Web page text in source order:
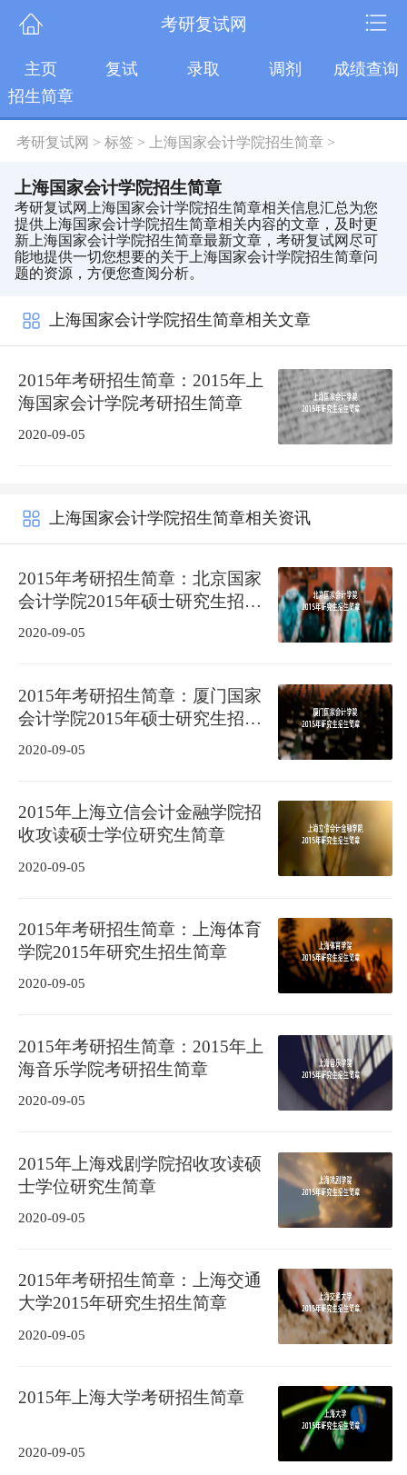
考研复试网
主页 复试 录取 调剂
成绩查询
招生简章
考研复试网 > 标签 > 上海国家会计学院招生简章>
上海国家会计学院招生简章
考研复试网上海国家会计学院招生简章相关信息汇总为您
提供上海国家会计学院招生简章相关内容的文章，及时更
新上海国家会计学院招生简章最新文章，考研复试网尽可
能地提供一切您想要的关于上海国家会计学院招生简章问
题的资源，方便您查阅分析。
上海国家会计学院招生简章相关文章
2015年考研招生简章：2015年上
海国家会计学院考研招生简章
2020-09-05
上海国家会计学院招生简章相关资讯
2015年考研招生简章：北京国家
会计学院2015年硕士研究生招生
简章
2020-09-05
2015年考研招生简章：厦门国家
会计学院2015年硕士研究生招生
简章
2020-09-05
2015年上海立信会计金融学院招
收攻读硕士学位研究生简章
2020-09-05
2015年考研招生简章：上海体育
学院2015年研究生招生简章
2020-09-05
2015年考研招生简章：2015年上
海音乐学院考研招生简章
2020-09-05
2015年上海戏剧学院招收攻读硕
士学位研究生简章
2020-09-05
2015年考研招生简章：上海交通
大学2015年研究生招生简章
2020-09-05
2015年上海大学考研招生简章
2020-09-05